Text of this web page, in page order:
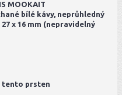
MOOKAIT
bílé kávy, neprůhledný
x 16 mm (nepravidelný
tento prsten